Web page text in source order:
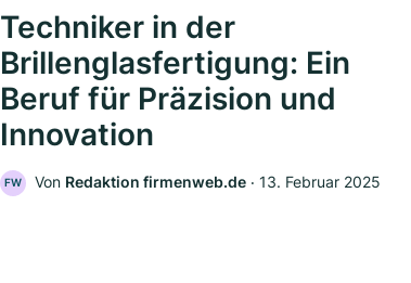
Techniker in der
Brillenglasfertigung: Ein
Beruf für Präzision und
Innovation
FW Von Redaktion firmenweb.de ‧ 13. Februar 2025